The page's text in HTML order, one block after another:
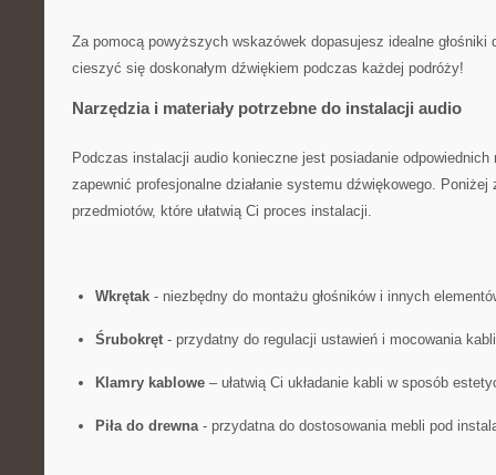
Za pomocą powyższych wskazówek dopasujesz idealne głośniki⁢
cieszyć się doskonałym dźwiękiem podczas ⁣każdej podróży!
Narzędzia i materiały potrzebne do instalacji audio
Podczas‌ instalacji audio konieczne jest⁤ posiadanie ⁣odpowiednich
zapewnić profesjonalne działanie systemu dźwiękowego.
⁤przedmiotów, które ułatwią Ci proces instalacji.
Wkrętak-​ niezbędny do‍ montażu głośników i ​innych
Śrubokręt​- przydatny do regulacji ustawień i⁤ mocowania
Klamry kablowe– ułatwią Ci⁣ układanie kabli w sposób
Piła do drewna⁤- przydatna do dostosowania mebli pod